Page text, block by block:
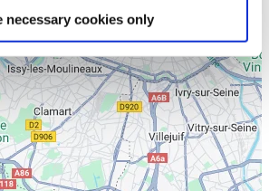
necessary cookies only